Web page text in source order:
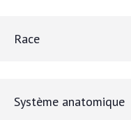
Race
Système anatomique